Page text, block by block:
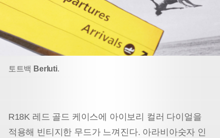
토트백 Berluti.
R18K 레드 골드 케이스에 아이보리 컬러 다이얼을
적용해 빈티지한 무드가 느껴진다. 아라비아숫자 인